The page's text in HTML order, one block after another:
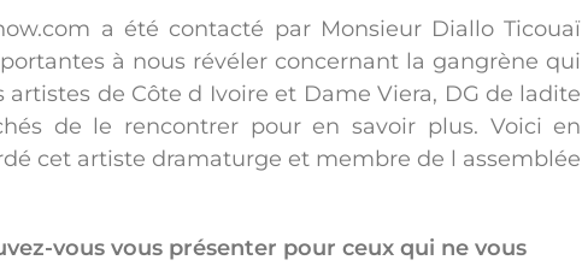
a été contacté par Monsieur Diallo Ticouaï
à nous révéler concernant la gangrène qui
de Côte d Ivoire et Dame Viera, DG de ladite
de le rencontrer pour en savoir plus. Voici en
cet artiste dramaturge et membre de l assemblée
vous vous présenter pour ceux qui ne vous